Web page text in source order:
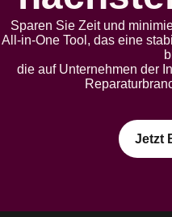
Sparen Sie Zeit und
All-in-One Tool, das eine
die auf Unternehmen der
Jetzt